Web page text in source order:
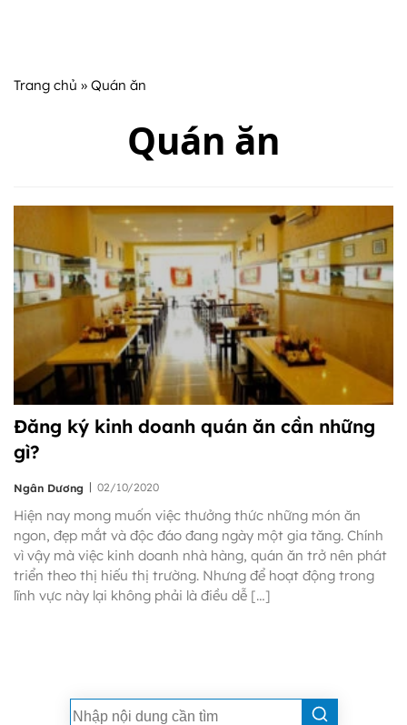
Trang chủ » Quán ăn
Quán ăn
Đăng ký kinh doanh quán ăn cần những
gì?
Ngân Dương | 02/10/2020
Hiện nay mong muốn việc thưởng thức những món ăn
ngon, đẹp mắt và độc đáo đang ngày một gia tăng. Chính
vì vậy mà việc kinh doanh nhà hàng, quán ăn trở nên phát
triển theo thị hiếu thị trường. Nhưng để hoạt động trong
lĩnh vực này lại không phải là điều dễ […]